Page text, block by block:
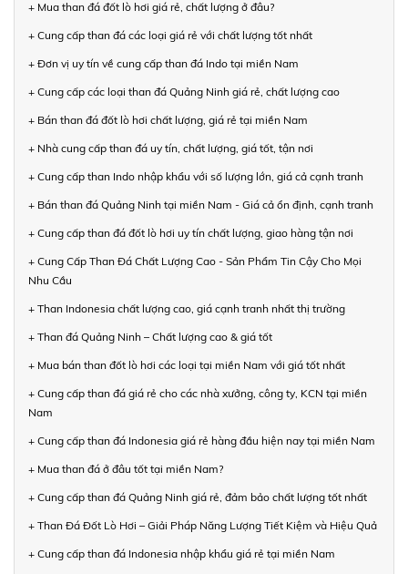
+ Mua than đá đốt lò hơi giá rẻ, chất lượng ở đâu?
+ Cung cấp than đá các loại giá rẻ với chất lượng tốt nhất
+ Đơn vị uy tín về cung cấp than đá Indo tại miền Nam
+ Cung cấp các loại than đá Quảng Ninh giá rẻ, chất lượng cao
+ Bán than đá đốt lò hơi chất lượng, giá rẻ tại miền Nam
+ Nhà cung cấp than đá uy tín, chất lượng, giá tốt, tận nơi
+ Cung cấp than Indo nhập khẩu với số lượng lớn, giá cả cạnh tranh
+ Bán than đá Quảng Ninh tại miền Nam - Giá cả ổn định, cạnh tranh
+ Cung cấp than đá đốt lò hơi uy tín chất lượng, giao hàng tận nơi
+ Cung Cấp Than Đá Chất Lượng Cao - Sản Phẩm Tin Cậy Cho Mọi
Nhu Cầu
+ Than Indonesia chất lượng cao, giá cạnh tranh nhất thị trường
+ Than đá Quảng Ninh – Chất lượng cao & giá tốt
+ Mua bán than đốt lò hơi các loại tại miền Nam với giá tốt nhất
+ Cung cấp than đá giá rẻ cho các nhà xưởng, công ty, KCN tại miền
Nam
+ Cung cấp than đá Indonesia giá rẻ hàng đầu hiện nay tại miền Nam
+ Mua than đá ở đâu tốt tại miền Nam?
+ Cung cấp than đá Quảng Ninh giá rẻ, đảm bảo chất lượng tốt nhất
+ Than Đá Đốt Lò Hơi – Giải Pháp Năng Lượng Tiết Kiệm và Hiệu Quả
+ Cung cấp than đá Indonesia nhập khẩu giá rẻ tại miền Nam